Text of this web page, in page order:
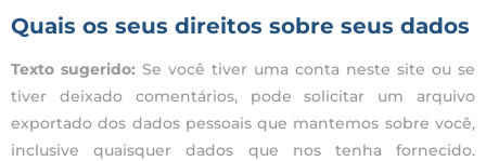
Quais os seus direitos sobre seus dados
Texto sugerido: Se você tiver uma conta neste site ou se
tiver deixado comentários, pode solicitar um arquivo
exportado dos dados pessoais que mantemos sobre você,
inclusive quaisquer dados que nos tenha fornecido.